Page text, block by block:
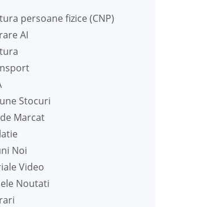
persoane fizice (CNP)
AI
Stocuri
Marcat
Noi
Video
Noutati